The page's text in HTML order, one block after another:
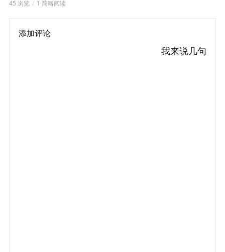
45 浏览 1 简略阅读
添加评论
我来说几句